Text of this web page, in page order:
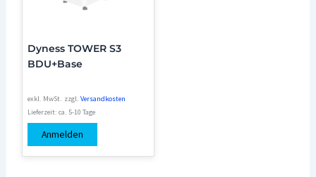
Dyness TOWER S3
BDU+Base
exkl. MwSt. zzgl.Versandkosten
Lieferzeit:ca. 5-10 Tage
Anmelden